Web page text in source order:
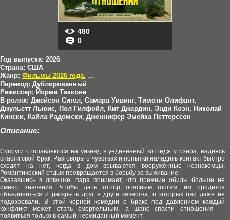
480
0
Год выпуска: 2026
Страна: США
Жанр: Фильмы 2026 года, Боевики
Перевод: Дублированный
Режиссер: Йорма Такконе
В ролях: Джейсон Сигел, Самара Уивинг, Тимоти Олифант,
Джульетт Льюис, Пол Гилфойл, Кит Джардин, Энди Коэн, Николай
Кински, Кайла Радомски, Дженнифер Эмейка Петтерссон
Описание:
Супруги отправляются на уикенд в уединённый коттедж у озера, надеясь
спасти свой брак. Разговоры о чувствах и попытки наладить контакт быстро
сходят на нет, когда в дом врываются вооружённые незнакомцы.
Романтический отдых превращается в борьбу за выживание.
Оказавшись в ловушке, пара понимает, что прежние обиды больше не
имеют значения. Чтобы дать отпор опасным гостям, им придётся
объединиться и раскрыть друг в друге качества, о которых они даже не
подозревали. В этой чёрной комедии о браке под давлением каждый
конфликт может стать смертельным, а шанс спасти отношения —
появиться только в самый неожиданный момент.